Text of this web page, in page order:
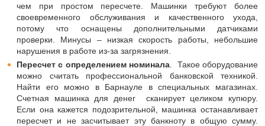
чем при простом пересчете. Машинки требуют более
своевременного обслуживания и качественного ухода,
потому что оснащены дополнительными датчиками
проверки. Минусы – низкая скорость работы, небольшие
нарушения в работе из-за загрязнения.
Пересчет с определением номинала . Такое оборудование
можно считать профессиональной банковской техникой.
Найти его можно в Барнауле в специальных магазинах.
Счетная машинка для денег сканирует целиком купюру.
Если она кажется подозрительной, машинка останавливает
пересчет и не засчитывает эту банкноту в общую сумму.